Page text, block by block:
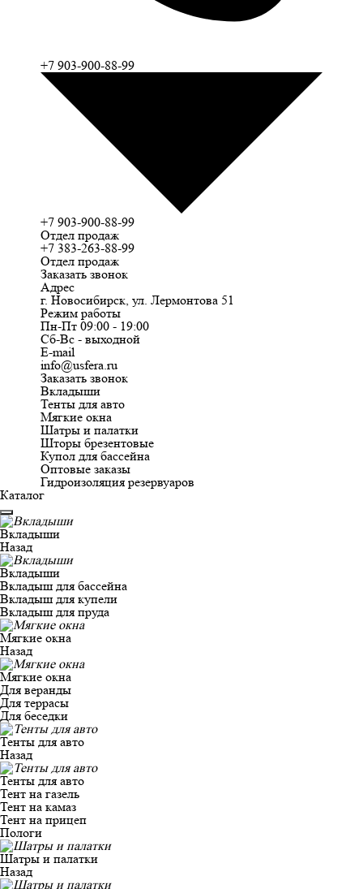
+7 903-900-88-99
+7 903-900-88-99
Отдел продаж
+7 383-263-88-99
Отдел продаж
Заказать звонок
Адрес
г. Новосибирск, ул. Лермонтова 51
Режим работы
Пн-Пт 09:00 - 19:00
Сб-Вс - выходной
E-mail
info@usfera.ru
Заказать звонок
Вкладыши
Тенты для авто
Мягкие окна
Шатры и палатки
Шторы брезентовые
Купол для бассейна
Оптовые заказы
Гидроизоляция резервуаров
Каталог
Вкладыши
Назад
Вкладыши
Вкладыш для бассейна
Вкладыш для купели
Вкладыш для пруда
Мягкие окна
Назад
Мягкие окна
Для веранды
Для террасы
Для беседки
Тенты для авто
Назад
Тенты для авто
Тент на газель
Тент на камаз
Тент на прицеп
Пологи
Шатры и палатки
Назад